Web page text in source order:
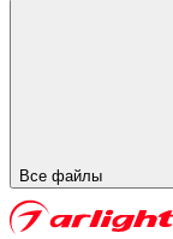
Все файлы